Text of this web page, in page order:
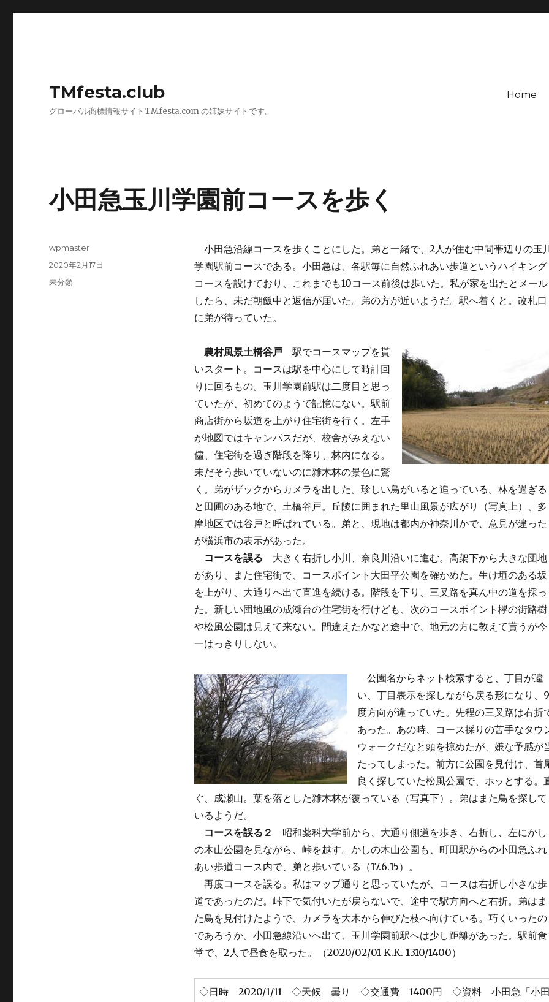
TMfesta.club
グローバル商標情報サイトTMfesta.com の姉妹サイトです。
Home
小田急玉川学園前コースを歩く
小田急沿線コースを歩くことにした。弟と一緒で、2人が住む中間帯辺りの玉
学園駅前コースである。小田急は、各駅毎に自然ふれあい歩道というハイキング
コースを設けており、これまでも10コース前後は歩いた。私が家を出たとメール
したら、未だ朝飯中と返信が届いた。弟の方が近いようだ。駅へ着くと。改札口
に弟が待っていた。
農村風景土橋谷戸駅でコースマップを貰
いスタート。コースは駅を中心にして時計回
りに回るもの。玉川学園前駅は二度目と思っ
ていたが、初めてのようで記憶にない。駅前
商店街から坂道を上がり住宅街を行く。左手
が地図ではキャンパスだが、校舎がみえない
儘、住宅街を過ぎ階段を降り、林内になる。
未だそう歩いていないのに雑木林の景色に驚
く。弟がザックからカメラを出した。珍しい鳥がいると追っている。林を過ぎる
と田圃のある地で、土橋谷戸。丘陵に囲まれた里山風景が広がり（写真上）、多
摩地区では谷戸と呼ばれている。弟と、現地は都内か神奈川かで、意見が違った
が横浜市の表示があった。
コースを誤る 大きく右折し小川、奈良川沿いに進む。高架下から大きな団地
があり、また住宅街で、コースポイント大田平公園を確かめた。生け垣のある坂
を上がり、大通りへ出て直進を続ける。階段を下り、三叉路を真ん中の道を採っ
た。新しい団地風の成瀬台の住宅街を行けども、次のコースポイント欅の街路樹
や松風公園は見えて来ない。間違えたかなと途中で、地元の方に教えて貰うが今
一はっきりしない。
公園名からネット検索すると、丁目が違
い、丁目表示を探しながら戻る形になり、
度方向が違っていた。先程の三叉路は右折
あった。あの時、コース採りの苦手なタウ
ウォークだなと頭を掠めたが、嫌な予感が
たってしまった。前方に公園を見付け、首
良く探していた松風公園で、ホッとする。
ぐ、成瀬山。葉を落とした雑木林が覆っている（写真下）。弟はまた鳥を探して
いるようだ。
コースを誤る２
昭和薬科大学前から、大通り側道を歩き、右折し、左にかし
の木山公園を見ながら、峠を越す。かしの木山公園も、町田駅からの小田急ふれ
あい歩道コース内で、弟と歩いている（17.6.15）。
再度コースを誤る。私はマップ通りと思っていたが、コースは右折し小さな歩
道であったのだ。峠下で気付いたが戻らないで、途中で駅方向へと右折。弟はま
た鳥を見付けたようで、カメラを大木から伸びた枝へ向けている。巧くいったの
であろうか。小田急線沿いへ出て、玉川学園前駅へは少し距離があった。駅前食
堂で、2人で昼食を取った。（2020/02/01 K.K. 1310/1400）
◇日時 2020/1/11 ◇天候 曇り ◇交通費 1400円 ◇資料 小田急「小
投
wpmaster
投
稿
2020年2月17日
カ
未分類